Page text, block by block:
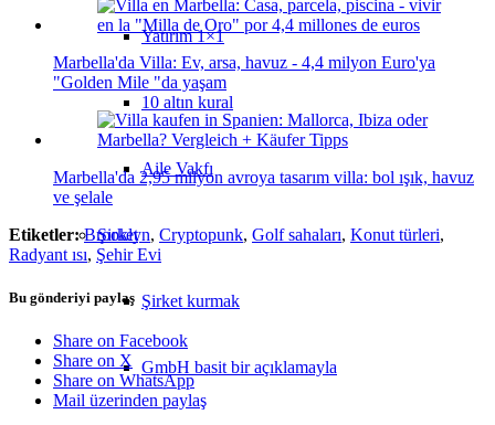
Yatırım 1×1
10 altın kural
Aile Vakfı
Şirket
Şirket kurmak
GmbH basit bir açıklamayla
Marbella'da Villa: Ev, arsa, havuz - 4,4 milyon Euro'ya
"Golden Mile "da yaşam
Marbella'da 2,95 milyon avroya tasarım villa: bol ışık, havuz
ve şelale
Etiketler: Brooklyn, Cryptopunk, Golf sahaları, Konut türleri,
Radyant ısı, Şehir Evi
Bu gönderiyi paylaş
Share on Facebook
Share on X
Share on WhatsApp
Mail üzerinden paylaş